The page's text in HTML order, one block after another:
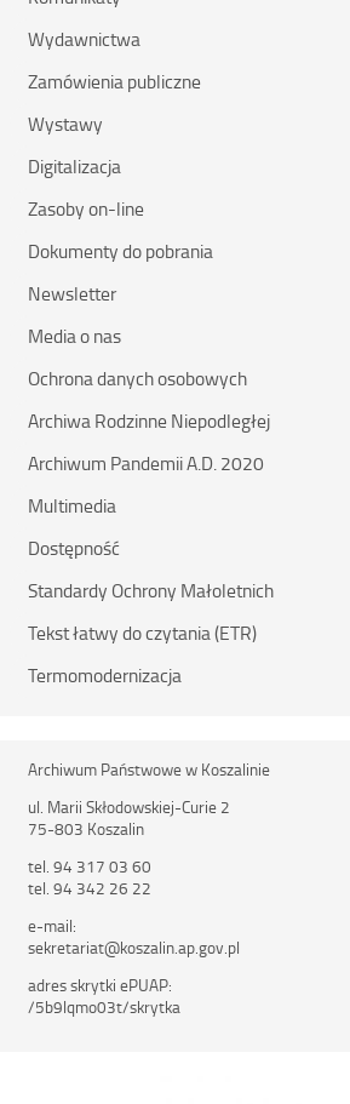
Wydawnictwa
Zamówienia publiczne
Wystawy
Digitalizacja
Zasoby on-line
Dokumenty do pobrania
Newsletter
Media o nas
Ochrona danych osobowych
Archiwa Rodzinne Niepodległej
Archiwum Pandemii A.D. 2020
Multimedia
Dostępność
Standardy Ochrony Małoletnich
Tekst łatwy do czytania (ETR)
Termomodernizacja
Archiwum Państwowe w Koszalinie
ul. Marii Skłodowskiej-Curie 2
75-803 Koszalin
tel. 94 317 03 60
tel. 94 342 26 22
e-mail:
sekretariat@koszalin.ap.gov.pl
adres skrytki ePUAP:
/5b9lqmo03t/skrytka